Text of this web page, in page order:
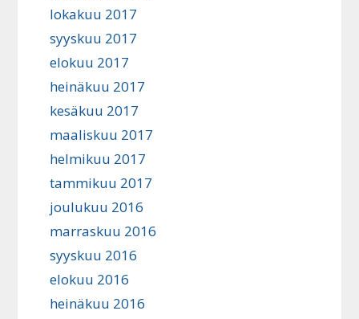
lokakuu 2017
syyskuu 2017
elokuu 2017
heinäkuu 2017
kesäkuu 2017
maaliskuu 2017
helmikuu 2017
tammikuu 2017
joulukuu 2016
marraskuu 2016
syyskuu 2016
elokuu 2016
heinäkuu 2016